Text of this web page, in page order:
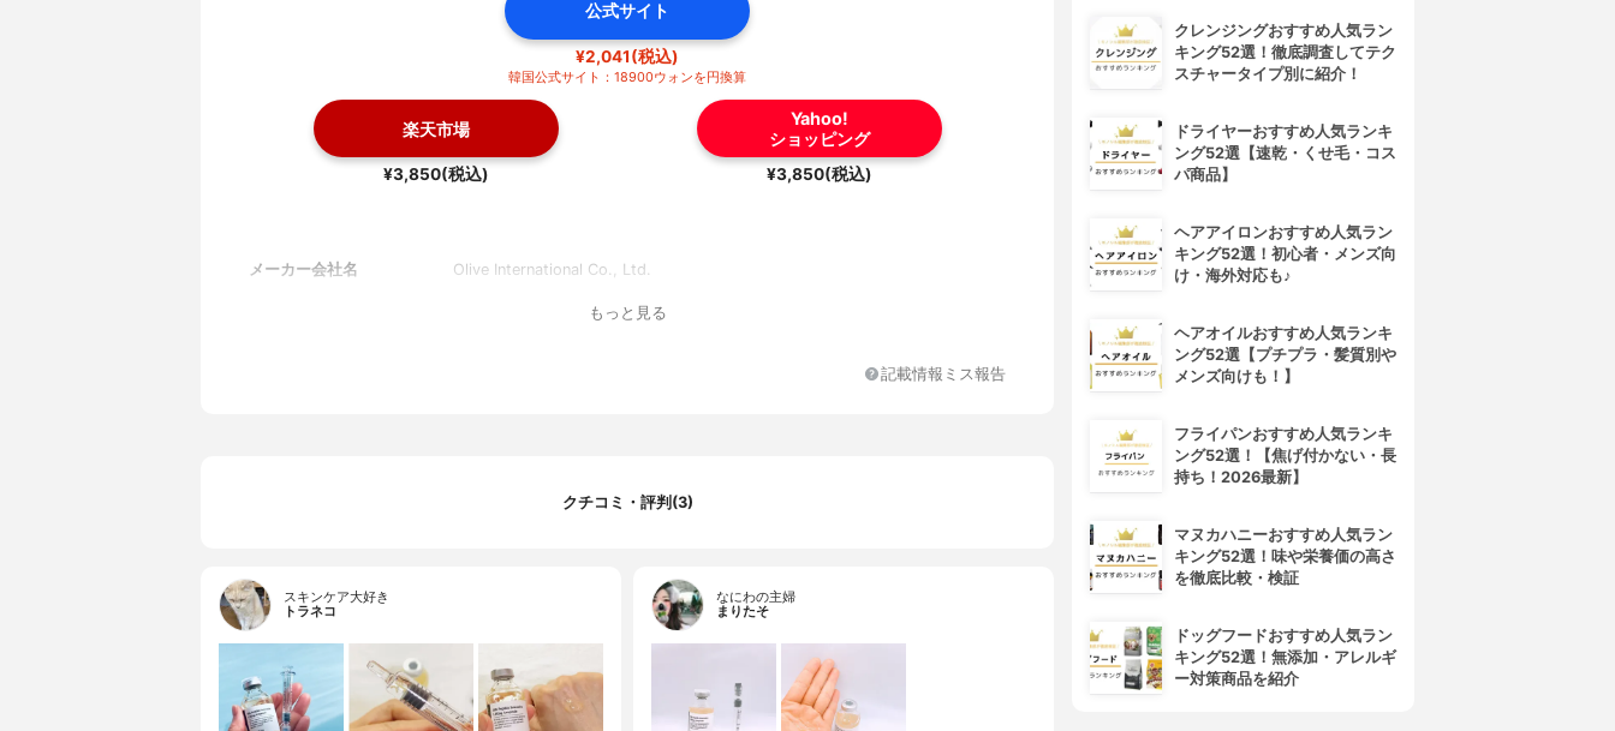
公式サイト
¥2,041(税込)
韓国公式サイト：18900ウォンを円換算
楽天市場
¥3,850(税込)
Yahoo!
ショッピング
¥3,850(税込)
メーカー会社名 Olive International Co., Ltd.
もっと見る
記載情報ミス報告
クチコミ・評判(3)
スキンケア大好き
トラネコ
なにわの主婦
まりたそ
クレンジングおすすめ人気ラン
キング52選！徹底調査してテク
スチャータイプ別に紹介！
ドライヤーおすすめ人気ランキ
ング52選【速乾・くせ毛・コス
パ商品】
ヘアアイロンおすすめ人気ラン
キング52選！初心者・メンズ向
け・海外対応も♪
ヘアオイルおすすめ人気ランキ
ング52選【プチプラ・髪質別や
メンズ向けも！】
フライパンおすすめ人気ランキ
ング52選！【焦げ付かない・長
持ち！2026最新】
マヌカハニーおすすめ人気ラン
キング52選！味や栄養価の高さ
を徹底比較・検証
ドッグフードおすすめ人気ラン
キング52選！無添加・アレルギ
ー対策商品を紹介